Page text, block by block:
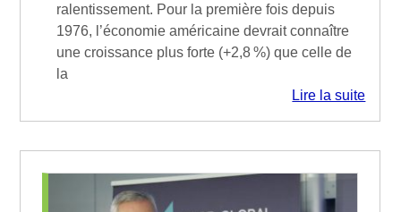
ralentissement. Pour la première fois depuis
1976, l’économie américaine devrait connaître
une croissance plus forte (+2,8 %) que celle de
la
Lire la suite